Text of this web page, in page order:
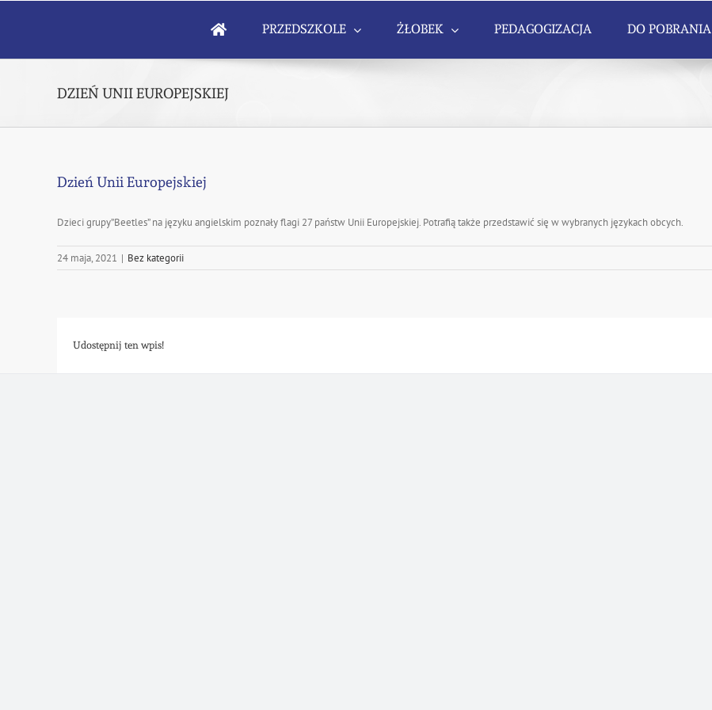
PRZEDSZKOLE ŻŁOBEK PEDAGOGIZACJA DO POBRANIA
DZIEŃ UNII EUROPEJSKIEJ
Dzień Unii Europejskiej
Dzieci grupy”Beetles” na języku angielskim poznały flagi 27 państw Unii Europejskiej. Potrafią także przedstawić się w wybranych językach obcych.
24 maja, 2021 | Bez kategorii
Udostępnij ten wpis!